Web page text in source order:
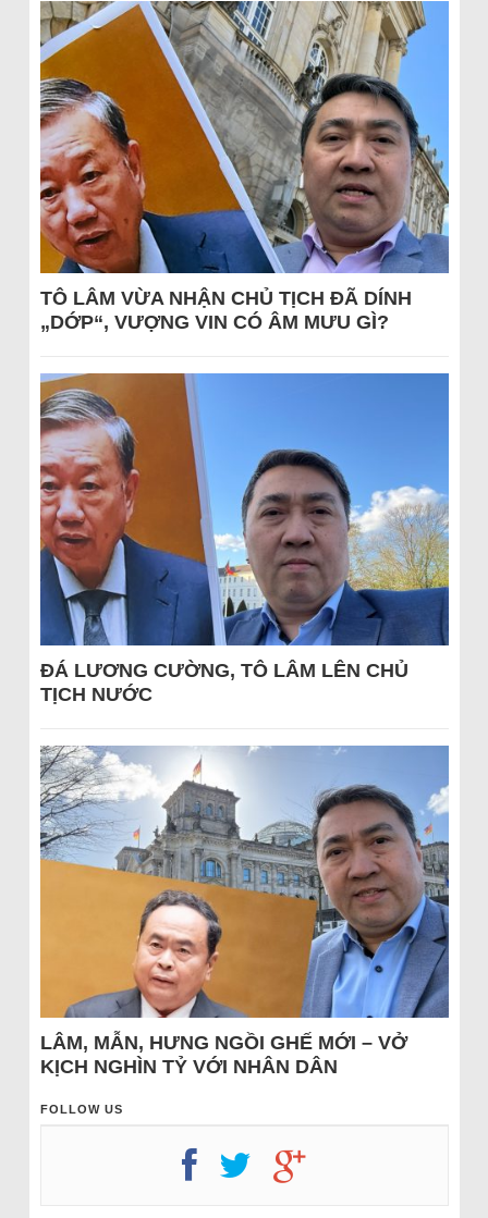
TÔ LÂM VỪA NHẬN CHỦ TỊCH ĐÃ DÍNH
„DỚP“, VƯỢNG VIN CÓ ÂM MƯU GÌ?
ĐÁ LƯƠNG CƯỜNG, TÔ LÂM LÊN CHỦ
TỊCH NƯỚC
LÂM, MẪN, HƯNG NGỒI GHẾ MỚI – VỞ
KỊCH NGHÌN TỶ VỚI NHÂN DÂN
FOLLOW US